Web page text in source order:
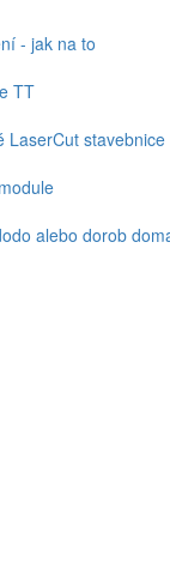
- jak na to
TT
LaserCut stavebnice
alebo dorob